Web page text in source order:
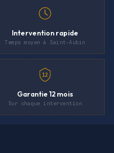
Intervention rapide
Temps moyen à Saint-Aubin
12
Garantie 12 mois
Sur chaque intervention